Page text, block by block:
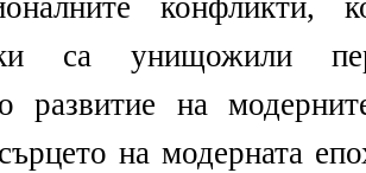
са унищожили
развитие на
на модерната